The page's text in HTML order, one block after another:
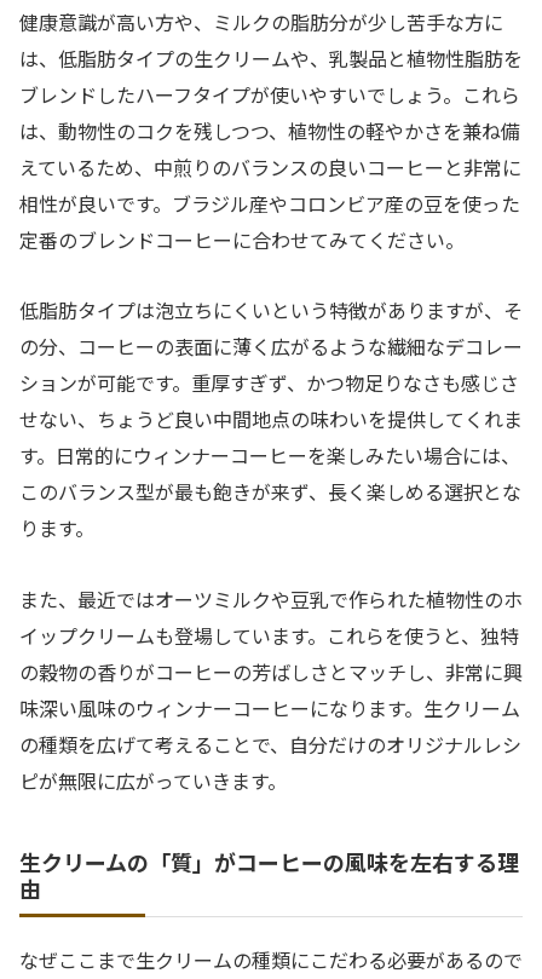
健康意識が高い方や、ミルクの脂肪分が少し苦手な方に
は、低脂肪タイプの生クリームや、乳製品と植物性脂肪を
ブレンドしたハーフタイプが使いやすいでしょう。これら
は、動物性のコクを残しつつ、植物性の軽やかさを兼ね備
えているため、中煎りのバランスの良いコーヒーと非常に
相性が良いです。ブラジル産やコロンビア産の豆を使った
定番のブレンドコーヒーに合わせてみてください。
低脂肪タイプは泡立ちにくいという特徴がありますが、そ
の分、コーヒーの表面に薄く広がるような繊細なデコレー
ションが可能です。重厚すぎず、かつ物足りなさも感じさ
せない、ちょうど良い中間地点の味わいを提供してくれま
す。日常的にウィンナーコーヒーを楽しみたい場合には、
このバランス型が最も飽きが来ず、長く楽しめる選択とな
ります。
また、最近ではオーツミルクや豆乳で作られた植物性のホ
イップクリームも登場しています。これらを使うと、独特
の穀物の香りがコーヒーの芳ばしさとマッチし、非常に興
味深い風味のウィンナーコーヒーになります。生クリーム
の種類を広げて考えることで、自分だけのオリジナルレシ
ピが無限に広がっていきます。
生クリームの「質」がコーヒーの風味を左右する理
由
なぜここまで生クリームの種類にこだわる必要があるので